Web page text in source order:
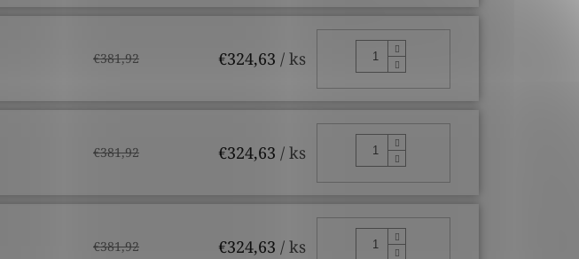
€381,92 €324,63 / ks
€381,92 €324,63 / ks
€381,92 €324,63 / ks